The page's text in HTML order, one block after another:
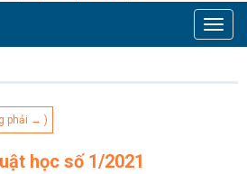
Toggle
phải → )
học số 1/2021